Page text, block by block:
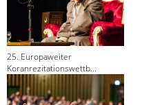
25. Europaweiter
Koranrezitationswettb...